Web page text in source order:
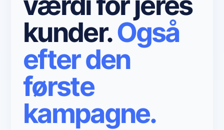
kunder.Også
efter den
første
kampagne.